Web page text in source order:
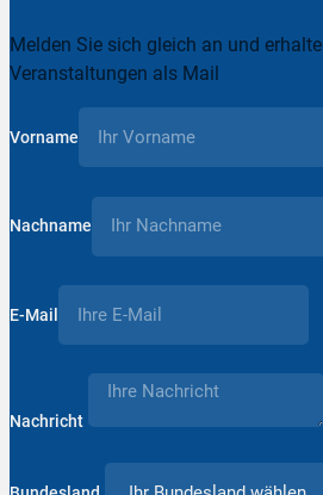
Melden Sie sich gleich an und
Veranstaltungen als Mail
Vorname
Nachname
E-Mail
Nachricht